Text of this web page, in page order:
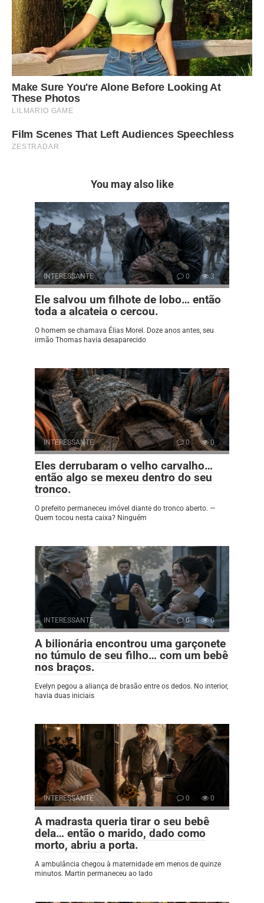
You may also like
INTERESSANTE 0 3
Ele salvou um filhote de lobo… então
toda a alcateia o cercou.
O homem se chamava Élias Morel. Doze anos antes, seu
irmão Thomas havia desaparecido
INTERESSANTE 0 0
Eles derrubaram o velho carvalho…
então algo se mexeu dentro do seu
tronco.
O prefeito permaneceu imóvel diante do tronco aberto. —
Quem tocou nesta caixa? Ninguém
INTERESSANTE 0 0
A bilionária encontrou uma garçonete
no túmulo de seu filho… com um bebê
nos braços.
Evelyn pegou a aliança de brasão entre os dedos. No interior,
havia duas iniciais
INTERESSANTE 0 0
A madrasta queria tirar o seu bebê
dela… então o marido, dado como
morto, abriu a porta.
A ambulância chegou à maternidade em menos de quinze
minutos. Martin permaneceu ao lado